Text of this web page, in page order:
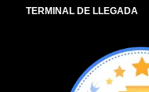
TERMINAL DE LLEGADA